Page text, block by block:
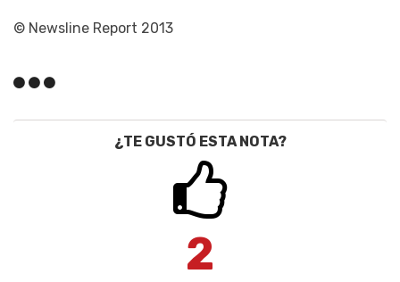
© Newsline Report 2013
¿TE GUSTÓ ESTA NOTA?
2